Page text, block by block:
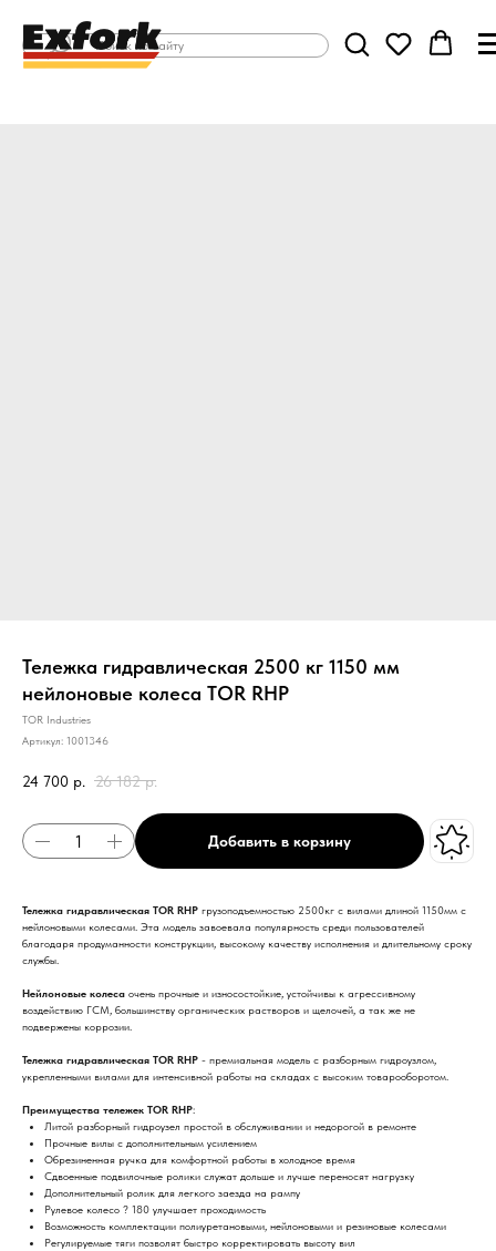
Тележка гидравлическая 2500 кг 1150 мм
нейлоновые колеса TOR RHP
TOR Industries
Артикул: 1001346
24 700 р. 26 182 р.
Добавить в корзину
Тележка гидравлическая TOR RHP грузоподъемностью 2500кг с вилами длиной 1150мм с
нейлоновыми колесами. Эта модель завоевала популярность среди пользователей
благодаря продуманности конструкции, высокому качеству исполнения и длительному сроку
службы.
Нейлоновые колеса очень прочные и износостойкие, устойчивы к агрессивному
воздействию ГСМ, большинству органических растворов и щелочей, а так же не
подвержены коррозии.
Тележка гидравлическая TOR RHP - премиальная модель с разборным гидроузлом,
укрепленными вилами для интенсивной работы на складах с высоким товарооборотом.
Преимущества тележек TOR RHP:
Литой разборный гидроузел простой в обслуживании и недорогой в ремонте
Прочные вилы с дополнительным усилением
Обрезиненная ручка для комфортной работы в холодное время
Сдвоенные подвилочные ролики служат дольше и лучше переносят нагрузку
Дополнительный ролик для легкого заезда на рампу
Рулевое колесо ? 180 улучшает проходимость
Возможность комплектации полиуретановыми, нейлоновыми и резиновые колесами
Регулируемые тяги позволят быстро корректировать высоту вил